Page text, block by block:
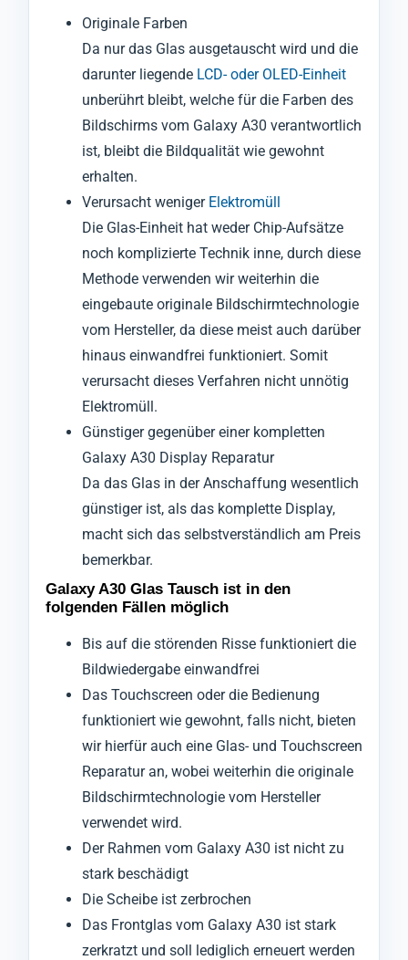
Originale Farben
Da nur das Glas ausgetauscht wird und die
darunter liegende LCD- oder OLED-Einheit
unberührt bleibt, welche für die Farben des
Bildschirms vom Galaxy A30 verantwortlich
ist, bleibt die Bildqualität wie gewohnt
erhalten.
Verursacht weniger Elektromüll
Die Glas-Einheit hat weder Chip-Aufsätze
noch komplizierte Technik inne, durch diese
Methode verwenden wir weiterhin die
eingebaute originale Bildschirmtechnologie
vom Hersteller, da diese meist auch darüber
hinaus einwandfrei funktioniert. Somit
verursacht dieses Verfahren nicht unnötig
Elektromüll.
Günstiger gegenüber einer kompletten
Galaxy A30 Display Reparatur
Da das Glas in der Anschaffung wesentlich
günstiger ist, als das komplette Display,
macht sich das selbstverständlich am Preis
bemerkbar.
Galaxy A30 Glas Tausch ist in den
folgenden Fällen möglich
Bis auf die störenden Risse funktioniert die
Bildwiedergabe einwandfrei
Das Touchscreen oder die Bedienung
funktioniert wie gewohnt, falls nicht, bieten
wir hierfür auch eine Glas- und Touchscreen
Reparatur an, wobei weiterhin die originale
Bildschirmtechnologie vom Hersteller
verwendet wird.
Der Rahmen vom Galaxy A30 ist nicht zu
stark beschädigt
Die Scheibe ist zerbrochen
Das Frontglas vom Galaxy A30 ist stark
zerkratzt und soll lediglich erneuert werden